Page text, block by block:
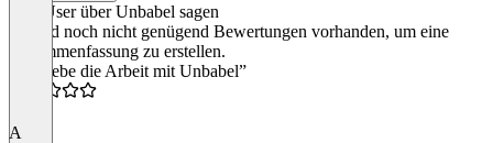
Was User über Unbabel sagen
Es sind noch nicht genügend Bewertungen vorhanden, um eine
Zusammenfassung zu erstellen.
“Ich liebe die Arbeit mit Unbabel”
A